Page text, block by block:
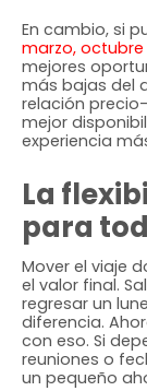
En cambio, si
marzo,
mejores
más bajas del
relación
mejor
experiencia
La
para
Mover el viaje
el valor final.
regresar un
diferencia.
con eso. Si
reuniones o
un pequeño